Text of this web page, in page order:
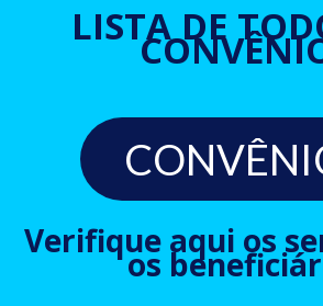
LISTA DE
Verifique aqui os
os